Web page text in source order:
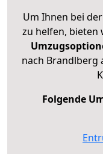
Um Ihnen bei
zu helfen, bieten
nach Brandlberg
Folgende